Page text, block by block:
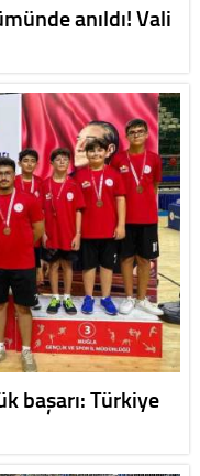
anıldı! Vali
başarı: Türkiye